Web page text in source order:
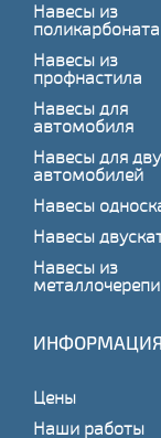
Навесы из
поликарбоната
Навесы из
профнастила
Навесы для
автомобиля
Навесы для
автомобилей
Навесы
Навесы
Навесы из
ИНФОРМАЦИЯ
Цены
Наши работы